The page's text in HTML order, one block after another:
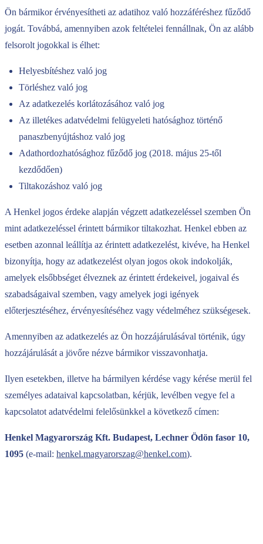
Ön bármikor érvényesítheti az adatihoz való hozzáféréshez fűződő
jogát. Továbbá, amennyiben azok feltételei fennállnak, Ön az alább
felsorolt jogokkal is élhet:
Helyesbítéshez való jog
Törléshez való jog
Az adatkezelés korlátozásához való jog
Az illetékes adatvédelmi felügyeleti hatósághoz történő
panaszbenyújtáshoz való jog
Adathordozhatósághoz fűződő jog (2018. május 25-től
kezdődően)
Tiltakozáshoz való jog
A Henkel jogos érdeke alapján végzett adatkezeléssel szemben Ön
mint adatkezeléssel érintett bármikor tiltakozhat. Henkel ebben az
esetben azonnal leállítja az érintett adatkezelést, kivéve, ha Henkel
bizonyítja, hogy az adatkezelést olyan jogos okok indokolják,
amelyek elsőbbséget élveznek az érintett érdekeivel, jogaival és
szabadságaival szemben, vagy amelyek jogi igények
előterjesztéséhez, érvényesítéséhez vagy védelméhez szükségesek.
Amennyiben az adatkezelés az Ön hozzájárulásával történik, úgy
hozzájárulását a jövőre nézve bármikor visszavonhatja.
Ilyen esetekben, illetve ha bármilyen kérdése vagy kérése merül fel
személyes adataival kapcsolatban, kérjük, levélben vegye fel a
kapcsolatot adatvédelmi felelősünkkel a következő címen:
Henkel Magyarország Kft. Budapest, Lechner Ödön fasor 10,
1095 (e-mail: henkel.magyarorszag@henkel.com).